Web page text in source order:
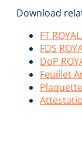
Download
FT
FDS
DoP
Feuillet